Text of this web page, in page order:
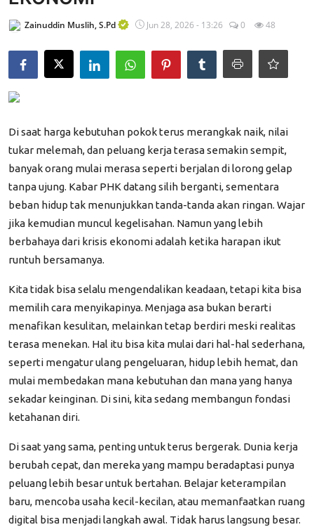
Edukasi ZIS
Contact
Majalah
Donasi
Zainuddin Muslih, S.Pd Jun 28, 2026 - 13:26 0 48
Di saat harga kebutuhan pokok terus merangkak naik, nilai
tukar melemah, dan peluang kerja terasa semakin sempit,
banyak orang mulai merasa seperti berjalan di lorong gelap
tanpa ujung. Kabar PHK datang silih berganti, sementara
beban hidup tak menunjukkan tanda-tanda akan ringan. Wajar
jika kemudian muncul kegelisahan. Namun yang lebih
berbahaya dari krisis ekonomi adalah ketika harapan ikut
runtuh bersamanya.
Kita tidak bisa selalu mengendalikan keadaan, tetapi kita bisa
memilih cara menyikapinya. Menjaga asa bukan berarti
menafikan kesulitan, melainkan tetap berdiri meski realitas
terasa menekan. Hal itu bisa kita mulai dari hal-hal sederhana,
seperti mengatur ulang pengeluaran, hidup lebih hemat, dan
mulai membedakan mana kebutuhan dan mana yang hanya
sekadar keinginan. Di sini, kita sedang membangun fondasi
ketahanan diri.
Di saat yang sama, penting untuk terus bergerak. Dunia kerja
berubah cepat, dan mereka yang mampu beradaptasi punya
peluang lebih besar untuk bertahan. Belajar keterampilan
baru, mencoba usaha kecil-kecilan, atau memanfaatkan ruang
digital bisa menjadi langkah awal. Tidak harus langsung besar.